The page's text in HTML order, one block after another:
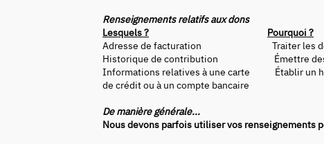
Renseignements relatifs aux dons
Lesquels ?
Pourquoi ?
Adresse de facturation Traiter les
Historique de contribution Émettre des
Informations relatives à une carte Établir un
de crédit ou à un compte
De manière générale...
Nous devons parfois utiliser vos renseignements